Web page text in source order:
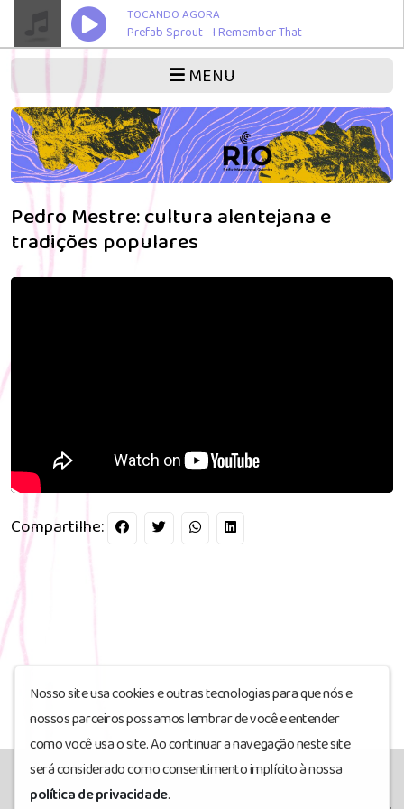
TOCANDO AGORA
Prefab Sprout - I Remember That
MENU
Pedro Mestre: cultura alentejana e
tradições populares
Compartilhe:
Nosso site usa cookies e outras tecnologias para que nós e
nossos parceiros possamos lembrar de você e entender
como você usa o site. Ao continuar a navegação neste site
será considerado como consentimento implícito à nossa
política de privacidade.